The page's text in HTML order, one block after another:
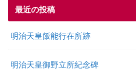
最近の投稿
明治天皇飯能行在所跡
明治天皇御野立所紀念碑